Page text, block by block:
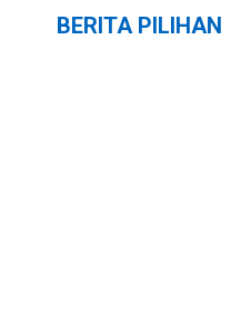
BERITA PILIHAN